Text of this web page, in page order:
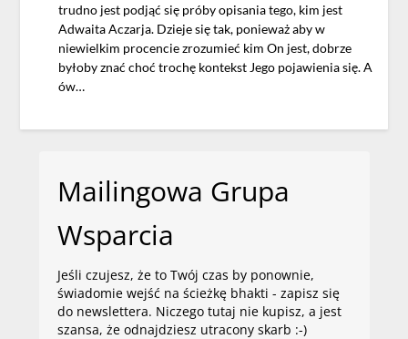
trudno jest podjąć się próby opisania tego, kim jest
Adwaita Aczarja. Dzieje się tak, ponieważ aby w
niewielkim procencie zrozumieć kim On jest, dobrze
byłoby znać choć trochę kontekst Jego pojawienia się. A
ów…
Mailingowa Grupa
Wsparcia
Jeśli czujesz, że to Twój czas by ponownie,
świadomie wejść na ścieżkę bhakti - zapisz się
do newslettera. Niczego tutaj nie kupisz, a jest
szansa, że odnajdziesz utracony skarb :-)